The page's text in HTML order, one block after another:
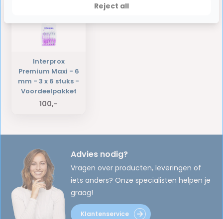
Interprox
Premium Maxi - 6
mm - 3 x 6 stuks -
Voordeelpakket
100,-
Advies nodig?
Vragen over producten, leveringen of
iets anders? Onze specialisten helpen je
graag!
Klantenservice
Reject all